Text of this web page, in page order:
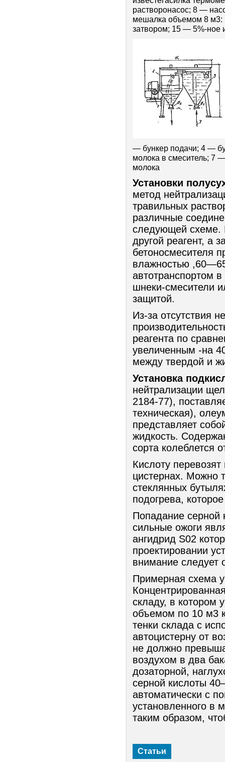
растворонасос; 8 —
мешалка объемом 8 м3:
затвором; 15 — 5%-ное
— бункер подачи; 4 —
молока в смеситель; 7
молока
Установки
метод
травильных
различные
следующей схеме.
другой реагент, а
бетоносмесителя
влажностью
автотранспортом
шнеки-смесители
защитой.
Из-за отсутствия
реагента по
увеличенным -на
между твердой и
Установка
нейтрализации
2184-77),
техническая),
представляет
жидкость.
сорта колеблется
Кислоту
цистернах. Можно
стеклянных
подогрева,
Попадание серной
сильные ожоги
ангидрид S02
проектировании
внимание следует
Примерная схема
складу, в котором
объемом по 10 м3
тенки склада с
автоцистерну от
не должно
воздухом в два
дозаторной,
серной кислоты
автоматически с
установленного в
таким образом,
Статьи